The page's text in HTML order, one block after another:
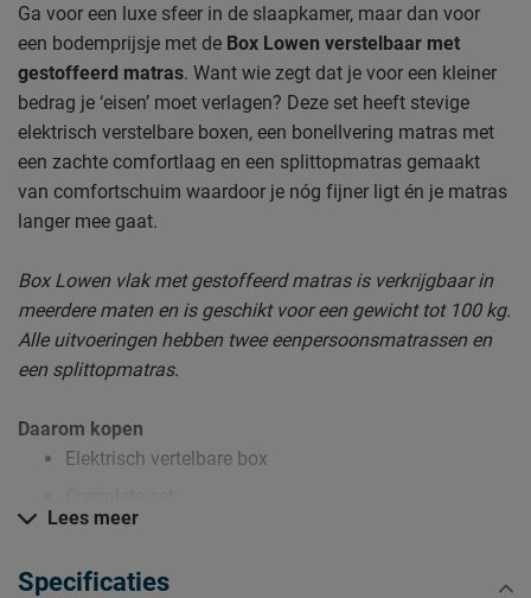
Ga voor een luxe sfeer in de slaapkamer, maar dan voor
een bodemprijsje met de Box Lowen verstelbaar met
gestoffeerd matras. Want wie zegt dat je voor een kleiner
bedrag je ‘eisen’ moet verlagen? Deze set heeft stevige
elektrisch verstelbare boxen, een bonellvering matras met
een zachte comfortlaag en een splittopmatras gemaakt
van comfortschuim waardoor je nóg fijner ligt én je matras
langer mee gaat.
Box Lowen vlak met gestoffeerd matras is verkrijgbaar in
meerdere maten en is geschikt voor een gewicht tot 100 kg.
Alle uitvoeringen hebben twee eenpersoonsmatrassen en
een splittopmatras.
Daarom kopen
Elektrisch vertelbare box
Lees meer
Specificaties